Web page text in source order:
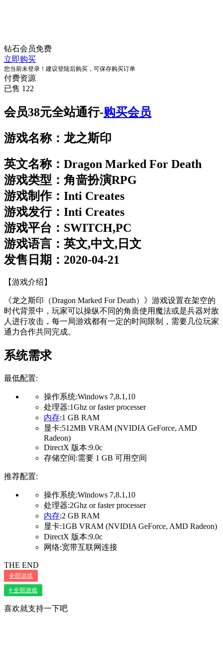
钻石会员免费
立即购买
您当前未登录！建议登陆后购买，可保存购买订单
付费资源
已售 122
会员38元全站通行-购买会员
游戏名称：龙之斯印
英文名称：Dragon Marked For Death
游戏类型：角啬扮演RPG
游戏制作：Inti Creates
游戏发行：Inti Creates
游戏平台：SWITCH,PC
游戏语言：英文,中文,日文
发售日期：2020-04-21
【游戏介绍】
《龙之斯印（Dragon Marked For Death）》游戏设置在架空的
时代背景中，玩家可以操纵不同的角啬使用魔法或是兵器对敌
人进行攻击，每一局游戏都有一定的时间限制，需要几位玩家
通力合作共同完成。
系统需求
最低配置:
操作系统:Windows 7,8.1,10
处理器:1Ghz or faster processer
内存:1 GB RAM
显卡:512MB VRAM (NVIDIA GeForce, AMD
Radeon)
DirectX 版本:9.0c
存储空间:需要 1 GB 可用空间
推荐配置:
操作系统:Windows 7,8.1,10
处理器:2Ghz or faster processer
内存:2 GB RAM
显卡:1GB VRAM (NVIDIA GeForce, AMD Radeon)
DirectX 版本:9.0c
网络:宽带互联网连接
THE END
全部游戏
# 全部游戏
喜欢就支持一下吧